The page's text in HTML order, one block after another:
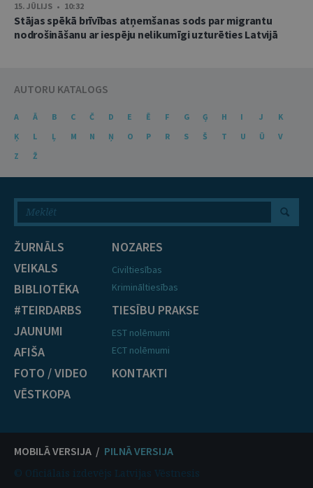
15. JŪLIJS • 10:32
Stājas spēkā brīvības atņemšanas sods par migrantu
nodrošināšanu ar iespēju nelikumīgi uzturēties Latvijā
AUTORU KATALOGS
A Ā B C Č D E Ē F G Ģ H I J
K
Ķ
L Ļ M N Ņ O P R S Š T U Ū
V
Z
Ž
ŽURNĀLS
VEIKALS
BIBLIOTĒKA
#TEIRDARBS
JAUNUMI
AFIŠA
FOTO / VIDEO
VĒSTKOPA
NOZARES
Civiltiesības
Krimināltiesības
TIESĪBU PRAKSE
EST nolēmumi
ECT nolēmumi
KONTAKTI
MOBILĀ VERSIJA / PILNĀ VERSIJA
© Oficiālais izdevējs Latvijas Vēstnesis